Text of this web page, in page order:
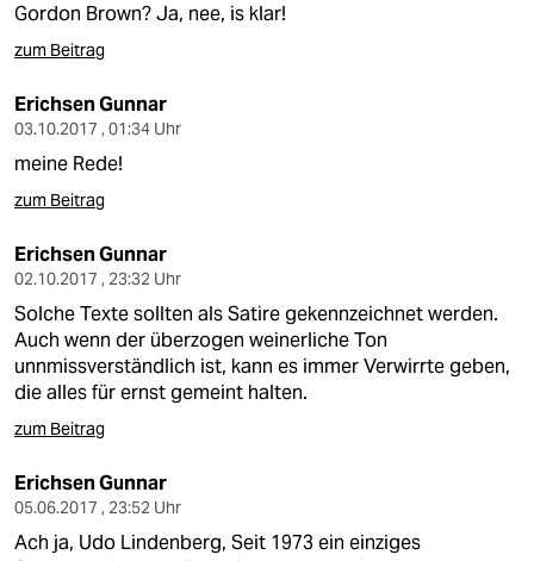
Gordon Brown? Ja, nee, is klar!
zum Beitrag
Erichsen Gunnar
03.10.2017 , 01:34 Uhr
meine Rede!
zum Beitrag
Erichsen Gunnar
02.10.2017 , 23:32 Uhr
Solche Texte sollten als Satire gekennzeichnet werden.
Auch wenn der überzogen weinerliche Ton
unnmissverständlich ist, kann es immer Verwirrte geben,
die alles für ernst gemeint halten.
zum Beitrag
Erichsen Gunnar
05.06.2017 , 23:52 Uhr
Ach ja, Udo Lindenberg, Seit 1973 ein einziges